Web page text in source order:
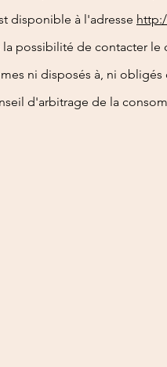
disponible à l'adresse
la possibilité de contacter
ni disposés à, ni
d'arbitrage de la